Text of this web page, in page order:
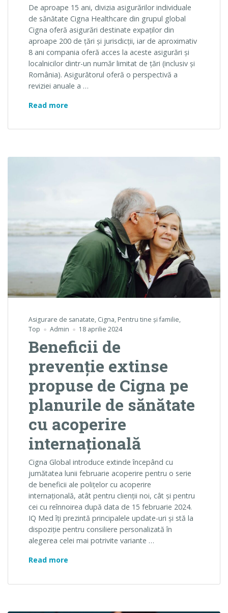
De aproape 15 ani, divizia asigurărilor individuale
de sănătate Cigna Healthcare din grupul global
Cigna oferă asigurări destinate expaților din
aproape 200 de țări și jurisdicții, iar de aproximativ
8 ani compania oferă acces la aceste asigurări și
localnicilor dintr-un număr limitat de țări (inclusiv și
România). Asigurătorul oferă o perspectivă a
reviziei anuale a …
Read more
Asigurare de sanatate, Cigna, Pentru tine și familie,
Top
Admin 18 aprilie 2024
Beneficii de
prevenție extinse
propuse de Cigna pe
planurile de sănătate
cu acoperire
internațională
Cigna Global introduce extinde începând cu
jumătatea lunii februarie acoperire pentru o serie
de beneficii ale polițelor cu acoperire
internațională, atât pentru clienții noi, cât și pentru
cei cu reînnoirea după data de 15 februarie 2024.
IQ Med îți prezintă principalele update-uri și stă la
dispoziție pentru consiliere personalizată în
alegerea celei mai potrivite variante …
Read more